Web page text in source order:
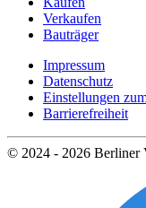
Verkaufen
Bauträger
Impressum
Datenschutz
Einstellungen
Barrierefreiheit
© 2024 - 2026 Berliner